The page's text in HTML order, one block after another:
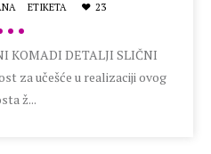
ETIKETA 23
KOMADI DETALJI SLIČNI
za učešće u realizaciji ovog
ž...